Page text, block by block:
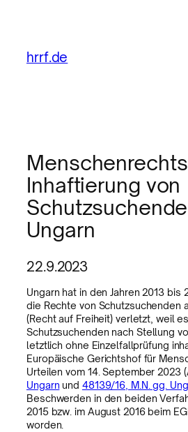
hrrf.de
Inhaftierung von
Ungarn
22.9.2023
Ungarn hat in den Jahren 2013 bis
die Rechte von Schutzsuchenden
(Recht auf Freiheit) verletzt, weil
Schutzsuchenden nach Stellung
letztlich ohne Einzelfallprüfung
Europäische Gerichtshof für
Urteilen vom 14. September 2023
Ungarn und 48139/16, M.N. gg.
Beschwerden in den beiden
2015 bzw. im August 2016 beim
worden.